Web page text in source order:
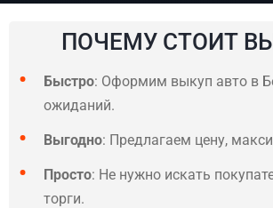
ПОЧЕМУ СТОИТ
Быстро: Оформим выкуп авто в
ожиданий.
Выгодно: Предлагаем цену,
Просто: Не нужно искать
торги.